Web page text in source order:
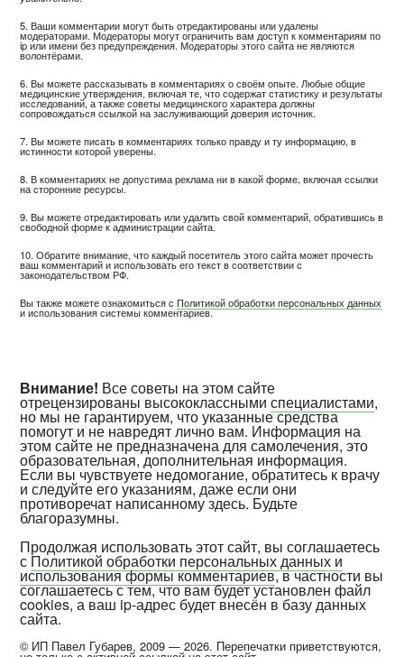
5. Ваши комментарии могут быть отредактированы или удалены
модераторами. Модераторы могут ограничить вам доступ к комментариям по
ip или имени без предупреждения. Модераторы этого сайта не являются
волонтёрами.
6. Вы можете рассказывать в комментариях о своём опыте. Любые общие
медицинские утверждения, включая те, что содержат статистику и результаты
исследований, а также советы медицинского характера должны
сопровождаться ссылкой на заслуживающий доверия источник.
7. Вы можете писать в комментариях только правду и ту информацию, в
истинности которой уверены.
8. В комментариях не допустима реклама ни в какой форме, включая ссылки
на сторонние ресурсы.
9. Вы можете отредактировать или удалить свой комментарий, обратившись в
свободной форме к администрации сайта.
10. Обратите внимание, что каждый посетитель этого сайта может прочесть
ваш комментарий и использовать его текст в соответствии с
законодательством РФ.
Вы также можете ознакомиться сПолитикой обработки персональных данных
и использования системы комментариев.
Внимание! Все советы на этом сайте
отрецензированы высококласснымиспециалистами,
но мы не гарантируем, что указанные средства
помогут и не навредят лично вам. Информация на
этом сайте не предназначена для самолечения, это
образовательная, дополнительная информация.
Если вы чувствуете недомогание, обратитесь к врачу
и следуйте его указаниям, даже если они
противоречат написанному здесь. Будьте
благоразумны.
Продолжая использовать этот сайт, вы соглашаетесь
с Политикой обработки персональных данных и
использования формы комментариев, в частности вы
соглашаетесь с тем, что вам будет установлен файл
cookies, а ваш ip-адрес будет внесён в базу данных
сайта.
© ИП Павел Губарев, 2009 — 2026. Перепечатки приветствуются,